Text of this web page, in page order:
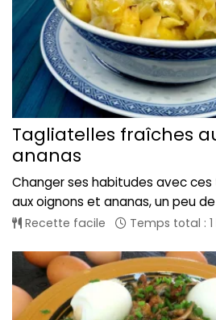
Tagliatelles fraîches
ananas
Changer ses habitudes avec
aux oignons et ananas, un peu
Recette facile Temps total :